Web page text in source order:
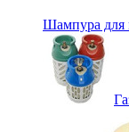
Шампура для